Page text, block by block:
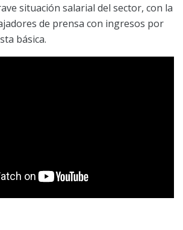
situación salarial del sector, con la
de prensa con ingresos por
básica.